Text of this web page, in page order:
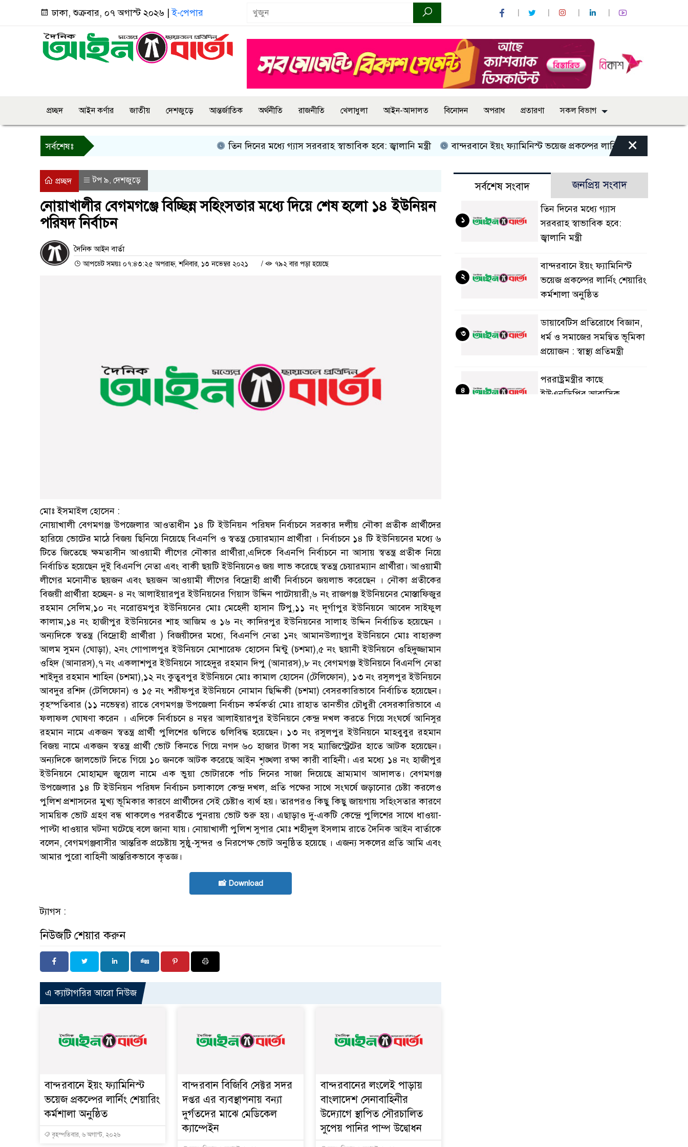
ঢাকা, শুক্রবার, ০৭ অগাস্ট ২০২৬ |ই-পেপার
প্রচ্ছদ আইন কর্ণার জাতীয় দেশজুড়ে আন্তর্জাতিক অর্থনীতি রাজনীতি খেলাধুলা আইন-আদালত বিনোদন অপরাধ প্রতারণা সকল বিভাগ
সর্বশেষঃ তিন দিনের মধ্যে গ্যাস সরবরাহ স্বাভাবিক হবে: জ্বালানি মন্ত্রী বান্দরবানে ইয়ং ফ্যামিনিস্ট ভয়েজ প্রকল্পের লার্নিং শেয়ারিং কর্মশালা
×
প্রচ্ছদ টপ ৯, দেশজুড়ে
নোয়াখালীর বেগমগঞ্জে বিচ্ছিন্ন সহিংসতার মধ্যে দিয়ে শেষ হলো ১৪ ইউনিয়ন
পরিষদ নির্বাচন
দৈনিক আইন বার্তা
আপডেট সময়ঃ ০৭:৪৩:২৫ অপরাহ্ন, শনিবার, ১৩ নভেম্বর ২০২১ / ৭৯২ বার পড়া হয়েছে
মোঃ ইসমাইল হোসেন :
নোয়াখালী বেগমগঞ্জ উপজেলার আওতাধীন ১৪ টি ইউনিয়ন পরিষদ নির্বাচনে সরকার দলীয় নৌকা প্রতীক প্রার্থীদের
হারিয়ে ভোটের মাঠে বিজয় ছিনিয়ে নিয়েছে বিএনপি ও স্বতন্ত্র চেয়ারম্যান প্রার্থীরা । নির্বাচনে ১৪ টি ইউনিয়নের মধ্যে ৬
টিতে জিতেছে ক্ষমতাসীন আওয়ামী লীগের নৌকার প্রার্থীরা,এদিকে বিএনপি নির্বাচনে না আসায় স্বতন্ত্র প্রতীক নিয়ে
নির্বাচিত হয়েছেন দুই বিএনপি নেতা এবং বাকী ছয়টি ইউনিয়নেও জয় লাভ করেছে স্বতন্ত্র চেয়ারম্যান প্রার্থীরা। আওয়ামী
লীগের মনোনীত ছয়জন এবং ছয়জন আওয়ামী লীগের বিদ্রোহী প্রার্থী নির্বাচনে জয়লাভ করেছেন । নৌকা প্রতীকের
বিজয়ী প্রার্থীরা হচ্ছেন- ৪ নং আলাইয়ারপুর ইউনিয়নের গিয়াস উদ্দিন পাটোয়ারী,৬ নং রাজগঞ্জ ইউনিয়নের মোস্তাফিজুর
রহমান সেলিম,১০ নং নরোত্তমপুর ইউনিয়নের মোঃ মেহেদী হাসান টিপু,১১ নং দূর্গাপুর ইউনিয়নে আবেদ সাইফুল
কালাম,১৪ নং হাজীপুর ইউনিয়নের শাহ আজিম ও ১৬ নং কাদিরপুর ইউনিয়নের সালাহ উদ্দিন নির্বাচিত হয়েছেন ।
অন্যদিকে স্বতন্ত্র (বিদ্রোহী প্রার্থীরা ) বিজয়ীদের মধ্যে, বিএনপি নেতা ১নং আমানউল্যাপুর ইউনিয়নে মোঃ বাহারুল
আলম সুমন (ঘোড়া), ২নং গোপালপুর ইউনিয়নে মোশারেফ হোসেন মিন্টু (চশমা),৫ নং ছয়ানী ইউনিয়নে ওহিদুজ্জামান
ওহিদ (আনারস),৭ নং একলাশপুর ইউনিয়নে সাহেদুর রহমান দিপু (আনারস),৮ নং বেগমগঞ্জ ইউনিয়নে বিএনপি নেতা
শাইদুর রহমান শাহিন (চশমা),১২ নং কুতুবপুর ইউনিয়নে মোঃ কামাল হোসেন (টেলিফোন), ১৩ নং রসুলপুর ইউনিয়নে
আবদুর রশিদ (টেলিফোন) ও ১৫ নং শরীফপুর ইউনিয়নে নোমান ছিদ্দিকী (চশমা) বেসরকারিভাবে নির্বাচিত হয়েছেন।
বৃহস্পতিবার (১১ নভেম্বর) রাতে বেগমগঞ্জ উপজেলা নির্বাচন কর্মকর্তা মোঃ রাহাত তানভীর চৌধুরী বেসরকারিভাবে এ
ফলাফল ঘোষণা করেন । এদিকে নির্বাচনে ৪ নম্বর আলাইয়ারপুর ইউনিয়নে কেন্দ্র দখল করতে গিয়ে সংঘর্ষে আনিসুর
রহমান নামে একজন স্বতন্ত্র প্রার্থী পুলিশের গুলিতে গুলিবিদ্ধ হয়েছেন। ১৩ নং রসুলপুর ইউনিয়নে মাহবুবুর রহমান
বিজয় নামে একজন স্বতন্ত্র প্রার্থী ভোট কিনতে গিয়ে নগদ ৬০ হাজার টাকা সহ ম্যাজিস্ট্রেটের হাতে আটক হয়েছেন।
অন্যদিকে জালভোট দিতে গিয়ে ১০ জনকে আটক করেছে আইন শৃঙ্খলা রক্ষা কারী বাহিনী। এর মধ্যে ১৪ নং হাজীপুর
ইউনিয়নে মোহাম্মদ জুয়েল নামে এক ভুয়া ভোটারকে পাঁচ দিনের সাজা দিয়েছে ভ্রাম্যমাণ আদালত। বেগমগঞ্জ
উপজেলার ১৪ টি ইউনিয়ন পরিষদ নির্বাচন চলাকালে কেন্দ্র দখল, প্রতি পক্ষের সাথে সংঘর্ষে জড়ানোর চেষ্টা করলেও
পুলিশ প্রশাসনের মুখ্য ভূমিকার কারণে প্রার্থীদের সেই চেষ্টাও ব্যর্থ হয়। তারপরও কিছু কিছু জায়গায় সহিংসতার কারণে
সাময়িক ভোট গ্রহণ বন্ধ থাকলেও পরবর্তীতে পুনরায় ভোট শুরু হয়। এছাড়াও দু-একটি কেন্দ্রে পুলিশের সাথে ধাওয়া-
পাল্টা ধাওয়ার ঘটনা ঘটেছে বলে জানা যায়। নোয়াখালী পুলিশ সুপার মোঃ শহীদুল ইসলাম রাতে দৈনিক আইন বার্তাকে
বলেন, বেগমগঞ্জবাসীর আন্তরিক প্রচেষ্টায় সুষ্ঠু-সুন্দর ও নিরপেক্ষ ভোট অনুষ্ঠিত হয়েছে । এজন্য সকলের প্রতি আমি এবং
আমার পুরো বাহিনী আন্তরিকভাবে কৃতজ্ঞ।
📸 Download
ট্যাগস :
নিউজটি শেয়ার করুন
এ ক্যাটাগরির আরো নিউজ
বান্দরবানে ইয়ং ফ্যামিনিস্ট
ভয়েজ প্রকল্পের লার্নিং শেয়ারিং
কর্মশালা অনুষ্ঠিত
বৃহস্পতিবার, ৬ অগাস্ট, ২০২৬
বান্দরবান বিজিবি সেক্টর সদর
দপ্তর এর ব্যবস্থাপনায় বন্যা
দুর্গতদের মাঝে মেডিকেল
ক্যাম্পেইন
বান্দরবানের লংলেই পাড়ায়
বাংলাদেশ সেনাবাহিনীর
উদ্যোগে স্থাপিত সৌরচালিত
সুপেয় পানির পাম্প উদ্বোধন
সর্বশেষ সংবাদ জনপ্রিয় সংবাদ
তিন দিনের মধ্যে গ্যাস
সরবরাহ স্বাভাবিক হবে:
জ্বালানি মন্ত্রী
১
বান্দরবানে ইয়ং ফ্যামিনিস্ট
ভয়েজ প্রকল্পের লার্নিং শেয়ারিং
কর্মশালা অনুষ্ঠিত
২
ডায়াবেটিস প্রতিরোধে বিজ্ঞান,
ধর্ম ও সমাজের সমন্বিত ভূমিকা
প্রয়োজন : স্বাস্থ্য প্রতিমন্ত্রী
৩
পররাষ্ট্রমন্ত্রীর কা‌ছে
ইউএনডিপির আবাসিক
৪